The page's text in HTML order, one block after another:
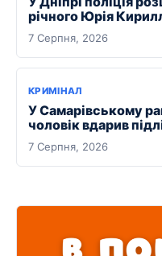
річного Юрія
7 Серпня, 2026
КРИМІНАЛ
У Самарівському
чоловік вдарив
7 Серпня, 2026